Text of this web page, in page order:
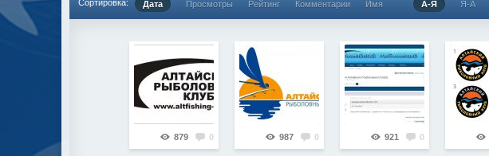
Сортировка: Дата Просмотры Рейтинг Комментарии Имя А-Я Я-А
879 0 987 0 921 0